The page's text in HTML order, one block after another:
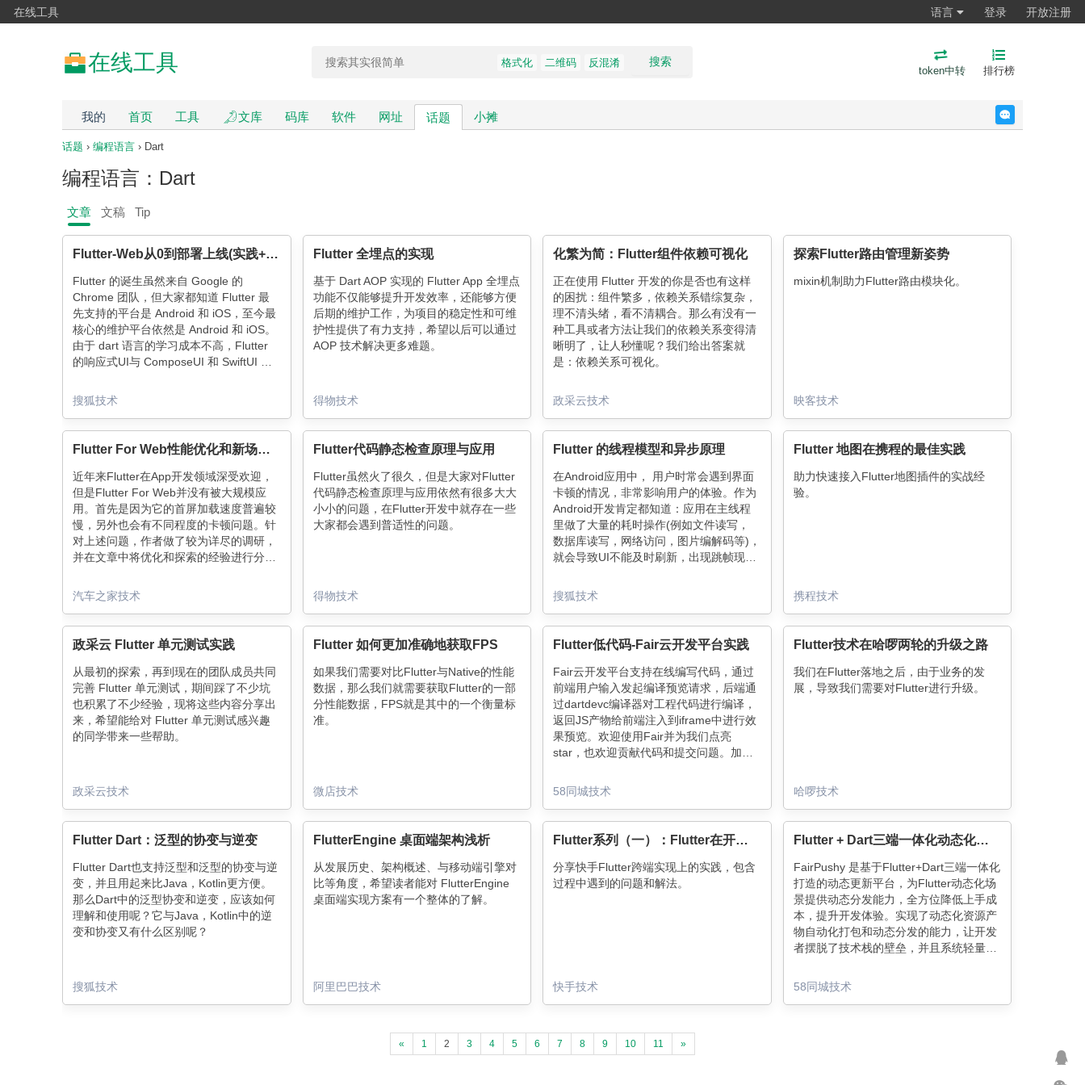
在线工具 语言 登录 开放注册
在线工具 搜索
格式化 二维码 反混淆
token中转 排行榜
我的 首页 工具 文库 码库 软件 网址 话题 小摊
话题 › 编程语言 › Dart
编程语言：Dart
文章 文稿 Tip
Flutter-Web从0到部署上线(实践+埋坑)
Flutter 的诞生虽然来自 Google 的
Chrome 团队，但大家都知道 Flutter 最
先支持的平台是 Android 和 iOS，至今最
核心的维护平台依然是 Android 和 iOS。
由于 dart 语言的学习成本不高，Flutter
的响应式UI与 ComposeUI 和 SwiftUI 都
偏向于客户端的模式，再加上为了实现很
多硬件或 Native 相关的基础功能也需要
多的是被客户端开发同学认可并使用（在
我们的团队中，Flutter 已经是客户端开发
同学的必备基本技能）。 在此背景下，
Flutter 最初并不在 web 端上发力。不过
由于 Flutter 本身就是携带了 web 的基
因，在 Flutter2 发布的同时也发布了 web
的稳定版。那么它有什么优势和劣势呢？
搜狐技术
Flutter 全埋点的实现
基于 Dart AOP 实现的 Flutter App 全埋点
功能不仅能够提升开发效率，还能够方便
后期的维护工作，为项目的稳定性和可维
护性提供了有力支持，希望以后可以通过
AOP 技术解决更多难题。
得物技术
化繁为简：Flutter组件依赖可视化
正在使用 Flutter 开发的你是否也有这样
的困扰：组件繁多，依赖关系错综复杂，
理不清头绪，看不清耦合。那么有没有一
种工具或者方法让我们的依赖关系变得清
晰明了，让人秒懂呢？我们给出答案就
是：依赖关系可视化。
政采云技术
探索Flutter路由管理新姿势
mixin机制助力Flutter路由模块化。
映客技术
Flutter For Web性能优化和新场景探索
近年来Flutter在App开发领域深受欢迎，
但是Flutter For Web并没有被大规模应
用。首先是因为它的首屏加载速度普遍较
慢，另外也会有不同程度的卡顿问题。针
对上述问题，作者做了较为详尽的调研，
并在文章中将优化和探索的经验进行分
汽车之家技术
Flutter代码静态检查原理与应用
Flutter虽然火了很久，但是大家对Flutter
代码静态检查原理与应用依然有很多大大
小小的问题，在Flutter开发中就存在一些
大家都会遇到普适性的问题。
得物技术
Flutter 的线程模型和异步原理
在Android应用中， 用户时常会遇到界面
卡顿的情况，非常影响用户的体验。作为
Android开发肯定都知道：应用在主线程
里做了大量的耗时操作(例如文件读写，
数据库读写，网络访问，图片编解码等)，
就会导致UI不能及时刷新，出现跳帧现
输入事件或广播消息，系统甚至会直接弹
出著名的ANR对话框，提示用户杀死应
的原因也是如此吗？
我们带着这些疑问，一起来搞清楚Flutter
案。
搜狐技术
Flutter 地图在携程的最佳实践
助力快速接入Flutter地图插件的实战经
验。
携程技术
政采云 Flutter 单元测试实践
从最初的探索，再到现在的团队成员共同
完善 Flutter 单元测试，期间踩了不少坑
也积累了不少经验，现将这些内容分享出
来，希望能给对 Flutter 单元测试感兴趣
的同学带来一些帮助。
政采云技术
Flutter 如何更加准确地获取FPS
如果我们需要对比Flutter与Native的性能
数据，那么我们就需要获取Flutter的一部
分性能数据，FPS就是其中的一个衡量标
准。
微店技术
Flutter低代码-Fair云开发平台实践
Fair云开发平台支持在线编写代码，通过
前端用户输入发起编译预览请求，后端通
过dartdevc编译器对工程代码进行编译，
返回JS产物给前端注入到iframe中进行效
果预览。欢迎使用Fair并为我们点亮
star，也欢迎贡献代码和提交问题。加入
58同城技术
Flutter技术在哈啰两轮的升级之路
我们在Flutter落地之后，由于业务的发
展，导致我们需要对Flutter进行升级。
哈啰技术
Flutter Dart：泛型的协变与逆变
Flutter Dart也支持泛型和泛型的协变与逆
变，并且用起来比Java，Kotlin更方便。
那么Dart中的泛型协变和逆变，应该如何
理解和使用呢？它与Java，Kotlin中的逆
变和协变又有什么区别呢？
搜狐技术
FlutterEngine 桌面端架构浅析
从发展历史、架构概述、与移动端引擎对
比等角度，希望读者能对 FlutterEngine
桌面端实现方案有一个整体的了解。
阿里巴巴技术
Flutter系列（一）：Flutter在开眼快创的实践
分享快手Flutter跨端实现上的实践，包含
过程中遇到的问题和解法。
快手技术
Flutter + Dart三端一体化动态化平台实践
FairPushy 是基于Flutter+Dart三端一体化
打造的动态更新平台，为Flutter动态化场
景提供动态分发能力，全方位降低上手成
本，提升开发体验。实现了动态化资源产
物自动化打包和动态分发的能力，让开发
者摆脱了技术栈的壁垒，并且系统轻量
58同城技术
« 1 2 3 4 5 6 7 8 9 10 11 »